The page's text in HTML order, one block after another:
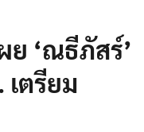
ย ‘ณธีภัสร์’
ตรียม